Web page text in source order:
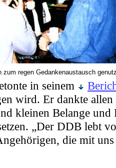
zum regen Gedankenaustausch
in seinem
wird. Er dankte
kleinen Belange und
„Der DDB lebt
die mit